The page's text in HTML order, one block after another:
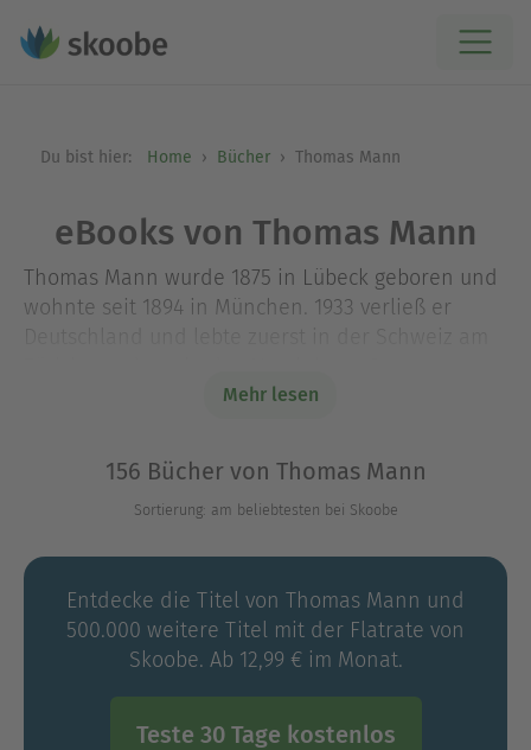
Du bist hier: Home Bücher Thomas Mann
eBooks von Thomas Mann
Thomas Mann wurde 1875 in Lübeck geboren und
wohnte seit 1894 in München. 1933 verließ er
1938 eine Professur an der Universität in
Wohnsitz in Kalifornien, danach wieder in der
Schweiz. Er starb 1955 in Zürich. 1929 erhielt er
den Literaturnobelpreis.
Mehr lesen
156 Bücher von Thomas Mann
Sortierung: am beliebtesten bei Skoobe
Entdecke die Titel von Thomas Mann und
500.000 weitere Titel mit der Flatrate von
Skoobe. Ab 12,99 € im Monat.
Teste 30 Tage kostenlos